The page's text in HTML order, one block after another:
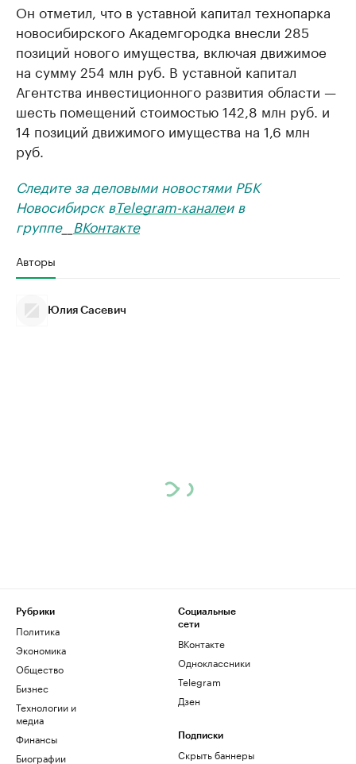
Он отметил, что в уставной капитал технопарка
новосибирского Академгородка внесли 285
позиций нового имущества, включая движимое
на сумму 254 млн руб. В уставной капитал
Агентства инвестиционного развития области —
шесть помещений стоимостью 142,8 млн руб. и
14 позиций движимого имущества на 1,6 млн
руб.
Следите за деловыми новостями РБК
Новосибирск вTelegram-каналеи в
группе__ ВКонтакте
Авторы
Юлия Сасевич
Рубрики
Политика
Экономика
Общество
Бизнес
Технологии и
медиа
Финансы
Биографии
Социальные
сети
ВКонтакте
Одноклассники
Telegram
Дзен
Подписки
Скрыть баннеры